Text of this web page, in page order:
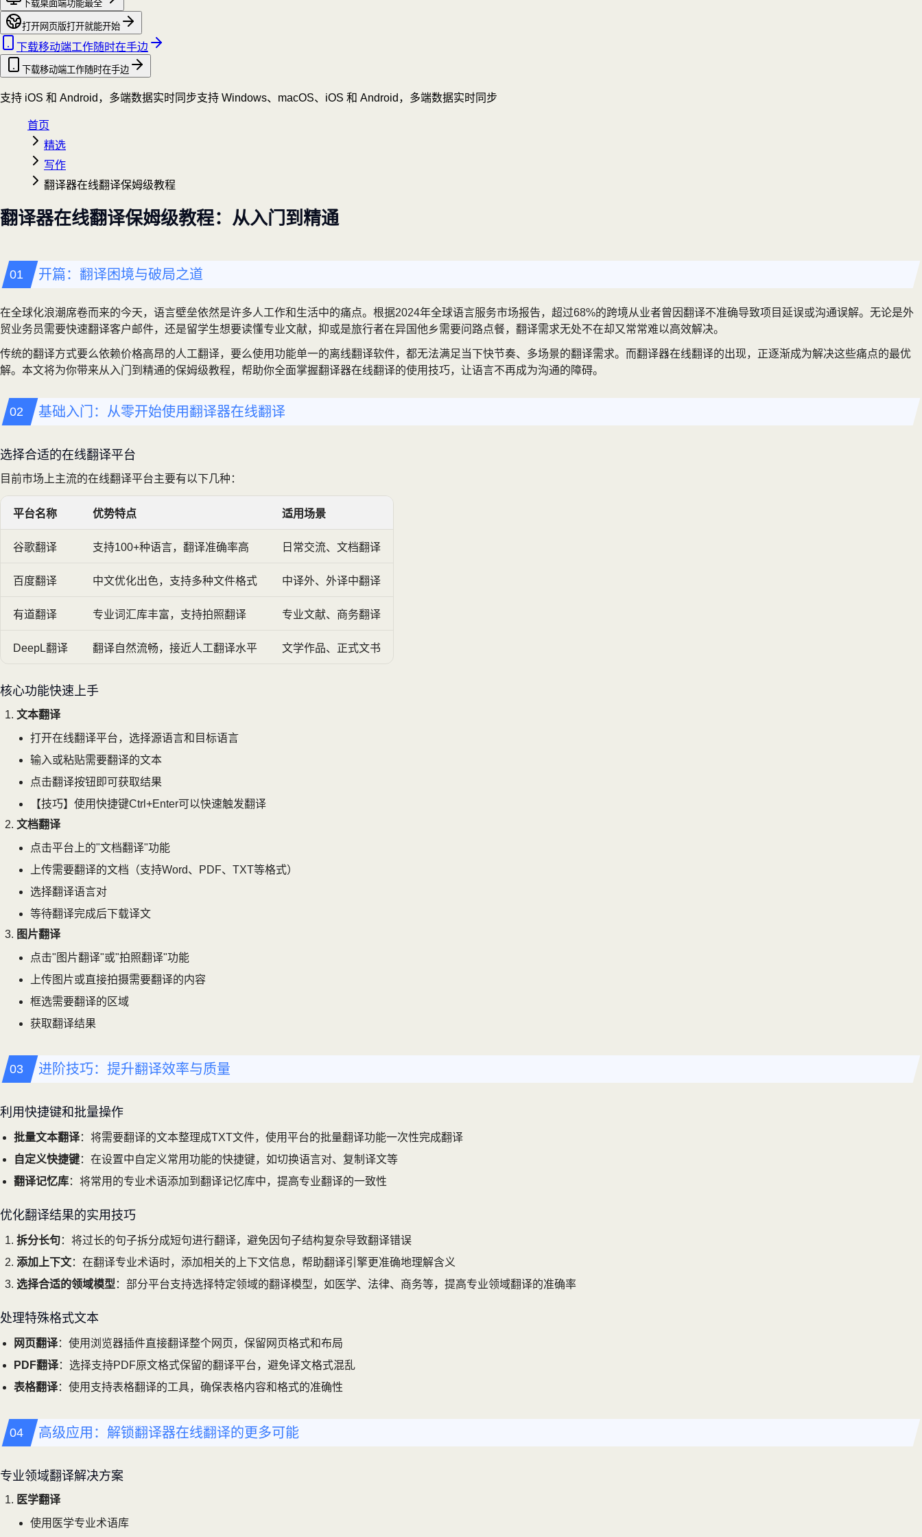
下载桌面端功能最全
打开网页版打开就能开始
下载移动端工作随时在手边
下载移动端工作随时在手边
支持 iOS 和 Android，多端数据实时同步支持 Windows、macOS、iOS 和 Android，多端数据实时同步
首页
精选
写作
翻译器在线翻译保姆级教程
翻译器在线翻译保姆级教程：从入门到精通
开篇：翻译困境与破局之道
在全球化浪潮席卷而来的今天，语言壁垒依然是许多人工作和生活中的痛点。根据2024年全球语言服务市场报告，超过68%的跨境从业者曾因翻译不准确导致项目延误或沟通误解。无论是外
贸业务员需要快速翻译客户邮件，还是留学生想要读懂专业文献，抑或是旅行者在异国他乡需要问路点餐，翻译需求无处不在却又常常难以高效解决。
传统的翻译方式要么依赖价格高昂的人工翻译，要么使用功能单一的离线翻译软件，都无法满足当下快节奏、多场景的翻译需求。而翻译器在线翻译的出现，正逐渐成为解决这些痛点的最优
解。本文将为你带来从入门到精通的保姆级教程，帮助你全面掌握翻译器在线翻译的使用技巧，让语言不再成为沟通的障碍。
基础入门：从零开始使用翻译器在线翻译
选择合适的在线翻译平台
目前市场上主流的在线翻译平台主要有以下几种：
平台名称 优势特点 适用场景
谷歌翻译 支持100+种语言，翻译准确率高 日常交流、文档翻译
百度翻译 中文优化出色，支持多种文件格式 中译外、外译中翻译
有道翻译 专业词汇库丰富，支持拍照翻译 专业文献、商务翻译
DeepL翻译 翻译自然流畅，接近人工翻译水平 文学作品、正式文书
核心功能快速上手
文本翻译
打开在线翻译平台，选择源语言和目标语言
输入或粘贴需要翻译的文本
点击翻译按钮即可获取结果
【技巧】使用快捷键Ctrl+Enter可以快速触发翻译
文档翻译
点击平台上的"文档翻译"功能
上传需要翻译的文档（支持Word、PDF、TXT等格式）
选择翻译语言对
等待翻译完成后下载译文
图片翻译
点击"图片翻译"或"拍照翻译"功能
上传图片或直接拍摄需要翻译的内容
框选需要翻译的区域
获取翻译结果
进阶技巧：提升翻译效率与质量
利用快捷键和批量操作
批量文本翻译：将需要翻译的文本整理成TXT文件，使用平台的批量翻译功能一次性完成翻译
自定义快捷键：在设置中自定义常用功能的快捷键，如切换语言对、复制译文等
翻译记忆库：将常用的专业术语添加到翻译记忆库中，提高专业翻译的一致性
优化翻译结果的实用技巧
拆分长句：将过长的句子拆分成短句进行翻译，避免因句子结构复杂导致翻译错误
添加上下文：在翻译专业术语时，添加相关的上下文信息，帮助翻译引擎更准确地理解含义
选择合适的领域模型 ：部分平台支持选择特定领域的翻译模型，如医学、法律、商务等，提高专业领域翻译的准确率
处理特殊格式文本
网页翻译：使用浏览器插件直接翻译整个网页，保留网页格式和布局
PDF翻译：选择支持PDF原文格式保留的翻译平台，避免译文格式混乱
表格翻译：使用支持表格翻译的工具，确保表格内容和格式的准确性
高级应用：解锁翻译器在线翻译的更多可能
专业领域翻译解决方案
医学翻译
使用医学专业术语库